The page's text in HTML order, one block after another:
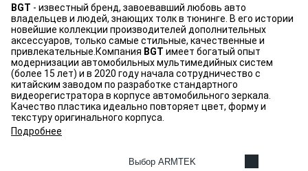
BGT - известный бренд, завоевавший любовь авто
владельцев и людей, знающих толк в тюнинге. В его истории
новейшие коллекции производителей дополнительных
аксессуаров, только самые стильные, качественные и
привлекательные.Компания BGT имеет богатый опыт
модернизации автомобильных мультимедийных систем
(более 15 лет) и в 2020 году начала сотрудничество с
китайским заводом по разработке стандартного
видеорегистратора в корпусе автомобильного зеркала.
Качество пластика идеально повторяет цвет, форму и
текстуру оригинального корпуса.
Подробнее
Выбор ARMTEK